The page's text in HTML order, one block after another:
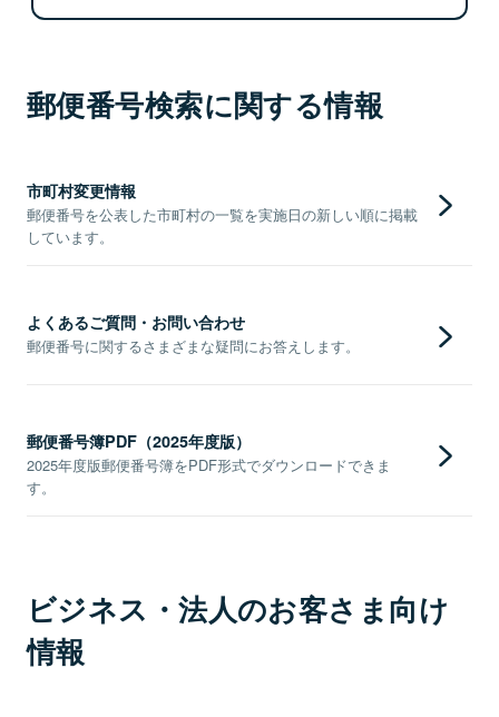
郵便番号検索に関する情報
市町村変更情報
郵便番号を公表した市町村の一覧を実施日の新しい順に掲載
しています。
よくあるご質問・お問い合わせ
郵便番号に関するさまざまな疑問にお答えします。
郵便番号簿PDF（2025年度版）
2025年度版郵便番号簿をPDF形式でダウンロードできま
す。
ビジネス・法人のお客さま向け
情報